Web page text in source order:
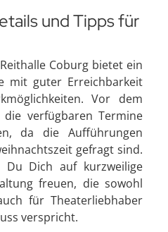
und Tipps für
Coburg bietet ein
mit guter Erreichbarkeit
Vor dem
verfügbaren Termine
da die Aufführungen
gefragt sind.
Du Dich auf kurzweilige
freuen, die sowohl
für Theaterliebhaber
verspricht.